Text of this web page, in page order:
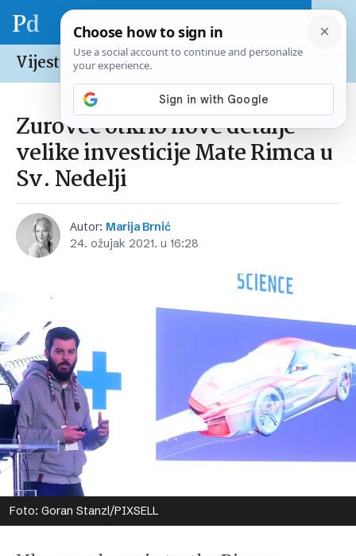
Vijesti /Hrvatska
Zurovec otkrio nove detalje
velike investicije Mate Rimca u
Sv. Nedelji
Autor: Marija Brnić
24. ožujak 2021. u 16:28
Foto: Goran Stanzl/PIXSELL